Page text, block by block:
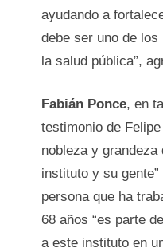
ayudando a
debe ser uno de
la salud pública”,
Fabián Ponce, en
testimonio de
nobleza y
instituto y su
persona que ha
68 años “es parte
a este instituto en